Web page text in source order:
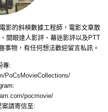
影的斜槓數據工程師，電影文章散
開眼達人影評、幕迷影評以及PTT
事物，有任何想法歡迎留言私訊。
專:
PoCsMovieCollections/
pocmovie/
請寄信至: